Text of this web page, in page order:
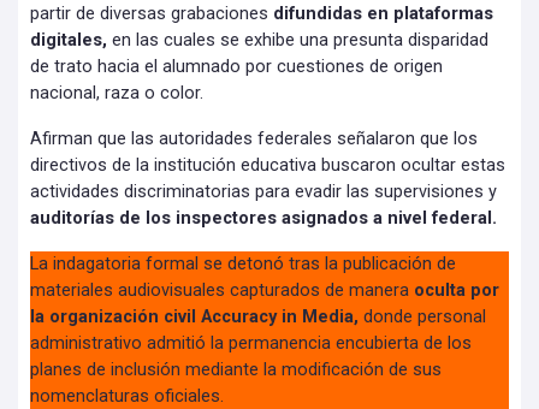
partir de diversas grabaciones difundidas en plataformas
digitales, en las cuales se exhibe una presunta disparidad
de trato hacia el alumnado por cuestiones de origen
nacional, raza o color.
Afirman que las autoridades federales señalaron que los
directivos de la institución educativa buscaron ocultar estas
actividades discriminatorias para evadir las supervisiones y
auditorías de los inspectores asignados a nivel federal.
La indagatoria formal se detonó tras la publicación de
materiales audiovisuales capturados de manera oculta por
la organización civil Accuracy in Media, donde personal
administrativo admitió la permanencia encubierta de los
planes de inclusión mediante la modificación de sus
nomenclaturas oficiales.